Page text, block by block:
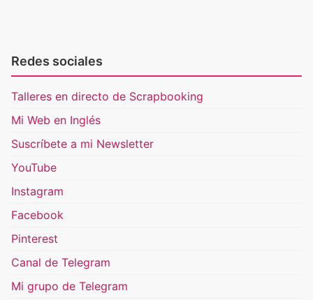
Redes sociales
Talleres en directo de Scrapbooking
Mi Web en Inglés
Suscríbete a mi Newsletter
YouTube
Instagram
Facebook
Pinterest
Canal de Telegram
Mi grupo de Telegram